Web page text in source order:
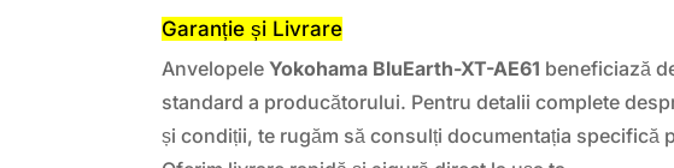
Garanție și Livrare
AnvelopeleYokohama BluEarth-XT-AE61 beneficiază
standard a producătorului. Pentru detalii complete
și condiții, te rugăm să consulți documentația specifică